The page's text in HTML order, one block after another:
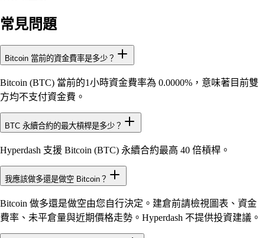
常見問題
Bitcoin 當前的資金費率是多少？
Bitcoin (BTC) 當前的1小時資金費率為 0.0000%，意味著目前雙
方均不支付資金費。
BTC 永續合約的最大槓桿是多少？
Hyperdash 支援 Bitcoin (BTC) 永續合約最高 40 倍槓桿。
我應該做多還是做空 Bitcoin？
Bitcoin 做多還是做空由您自行決定。建倉前請檢視圖表、資金
費率、未平倉量與近期價格走勢。Hyperdash 不提供投資建議。